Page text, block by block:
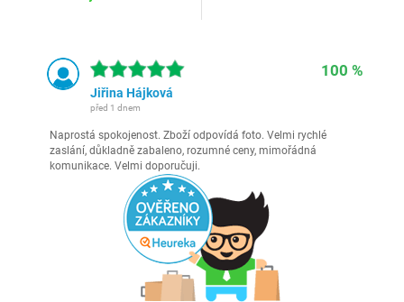
100 %
Jiřina Hájková
před 1 dnem
Naprostá spokojenost. Zboží odpovídá foto. Velmi rychlé
zaslání, důkladně zabaleno, rozumné ceny, mimořádná
komunikace. Velmi doporučuji.